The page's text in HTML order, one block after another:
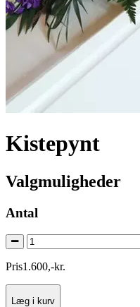
Kistepynt
Valgmuligheder
Antal
Pris1.600,-kr.
Læg i kurv